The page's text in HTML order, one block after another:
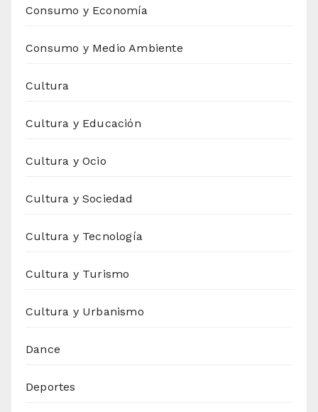
Consumo y Economía
Consumo y Medio Ambiente
Cultura
Cultura y Educación
Cultura y Ocio
Cultura y Sociedad
Cultura y Tecnología
Cultura y Turismo
Cultura y Urbanismo
Dance
Deportes